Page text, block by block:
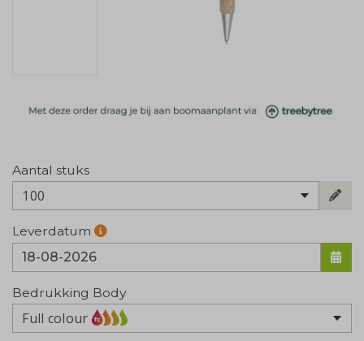
Aantal stuks
100
Leverdatum
Bedrukking Body
Full colour